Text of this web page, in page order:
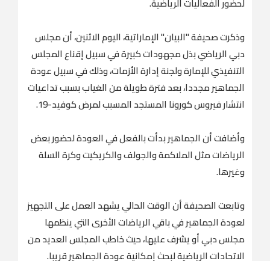
وذكرت صحيفة "البيان" الإماراتية، اليوم الاثنين، أن مجلس
دبي الرياضي بذل مجهودات كبيرة في سبيل إقناع المجلس
التنفيذي للإمارة ولجنة إدارة الأزمات، وذلك في سبيل عودة
الجماهير مجددا، بعد فترة طويلة من الغياب بسبب تداعيات
انتشار فيروس كورونا المستجد المسبب لمرض كوفيد-19.
وأضافت أن الجماهير بدأت بالفعل في العودة لحضور بعض
الرياضات مثل الملاكمة والجولف والكريكيت وكرة السلة
وغيرها.
وتابعت الصحيفة أن الوقت الحالي يشهد العمل على التجهيز
لعودة الجماهير في باقي الرياضات الأخرى التي ينظمها
مجلس دبي أو يشرف عليها، حيث خاطب المجلس العديد من
الاتحادات الرياضية لبحث إمكانية عودة الجماهير قريبا.